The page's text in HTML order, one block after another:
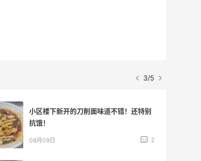
3/5
小区楼下新开的刀削面味道不错！还特别
抗饿！
08月09日 2